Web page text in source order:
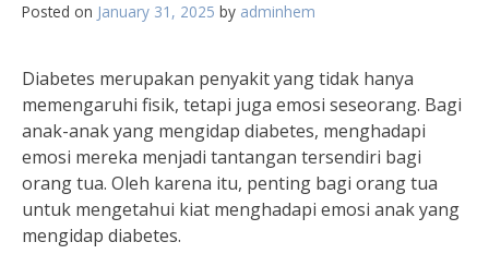
Posted on January 31, 2025 by adminhem
Diabetes merupakan penyakit yang tidak hanya
memengaruhi fisik, tetapi juga emosi seseorang. Bagi
anak-anak yang mengidap diabetes, menghadapi
emosi mereka menjadi tantangan tersendiri bagi
orang tua. Oleh karena itu, penting bagi orang tua
untuk mengetahui kiat menghadapi emosi anak yang
mengidap diabetes.